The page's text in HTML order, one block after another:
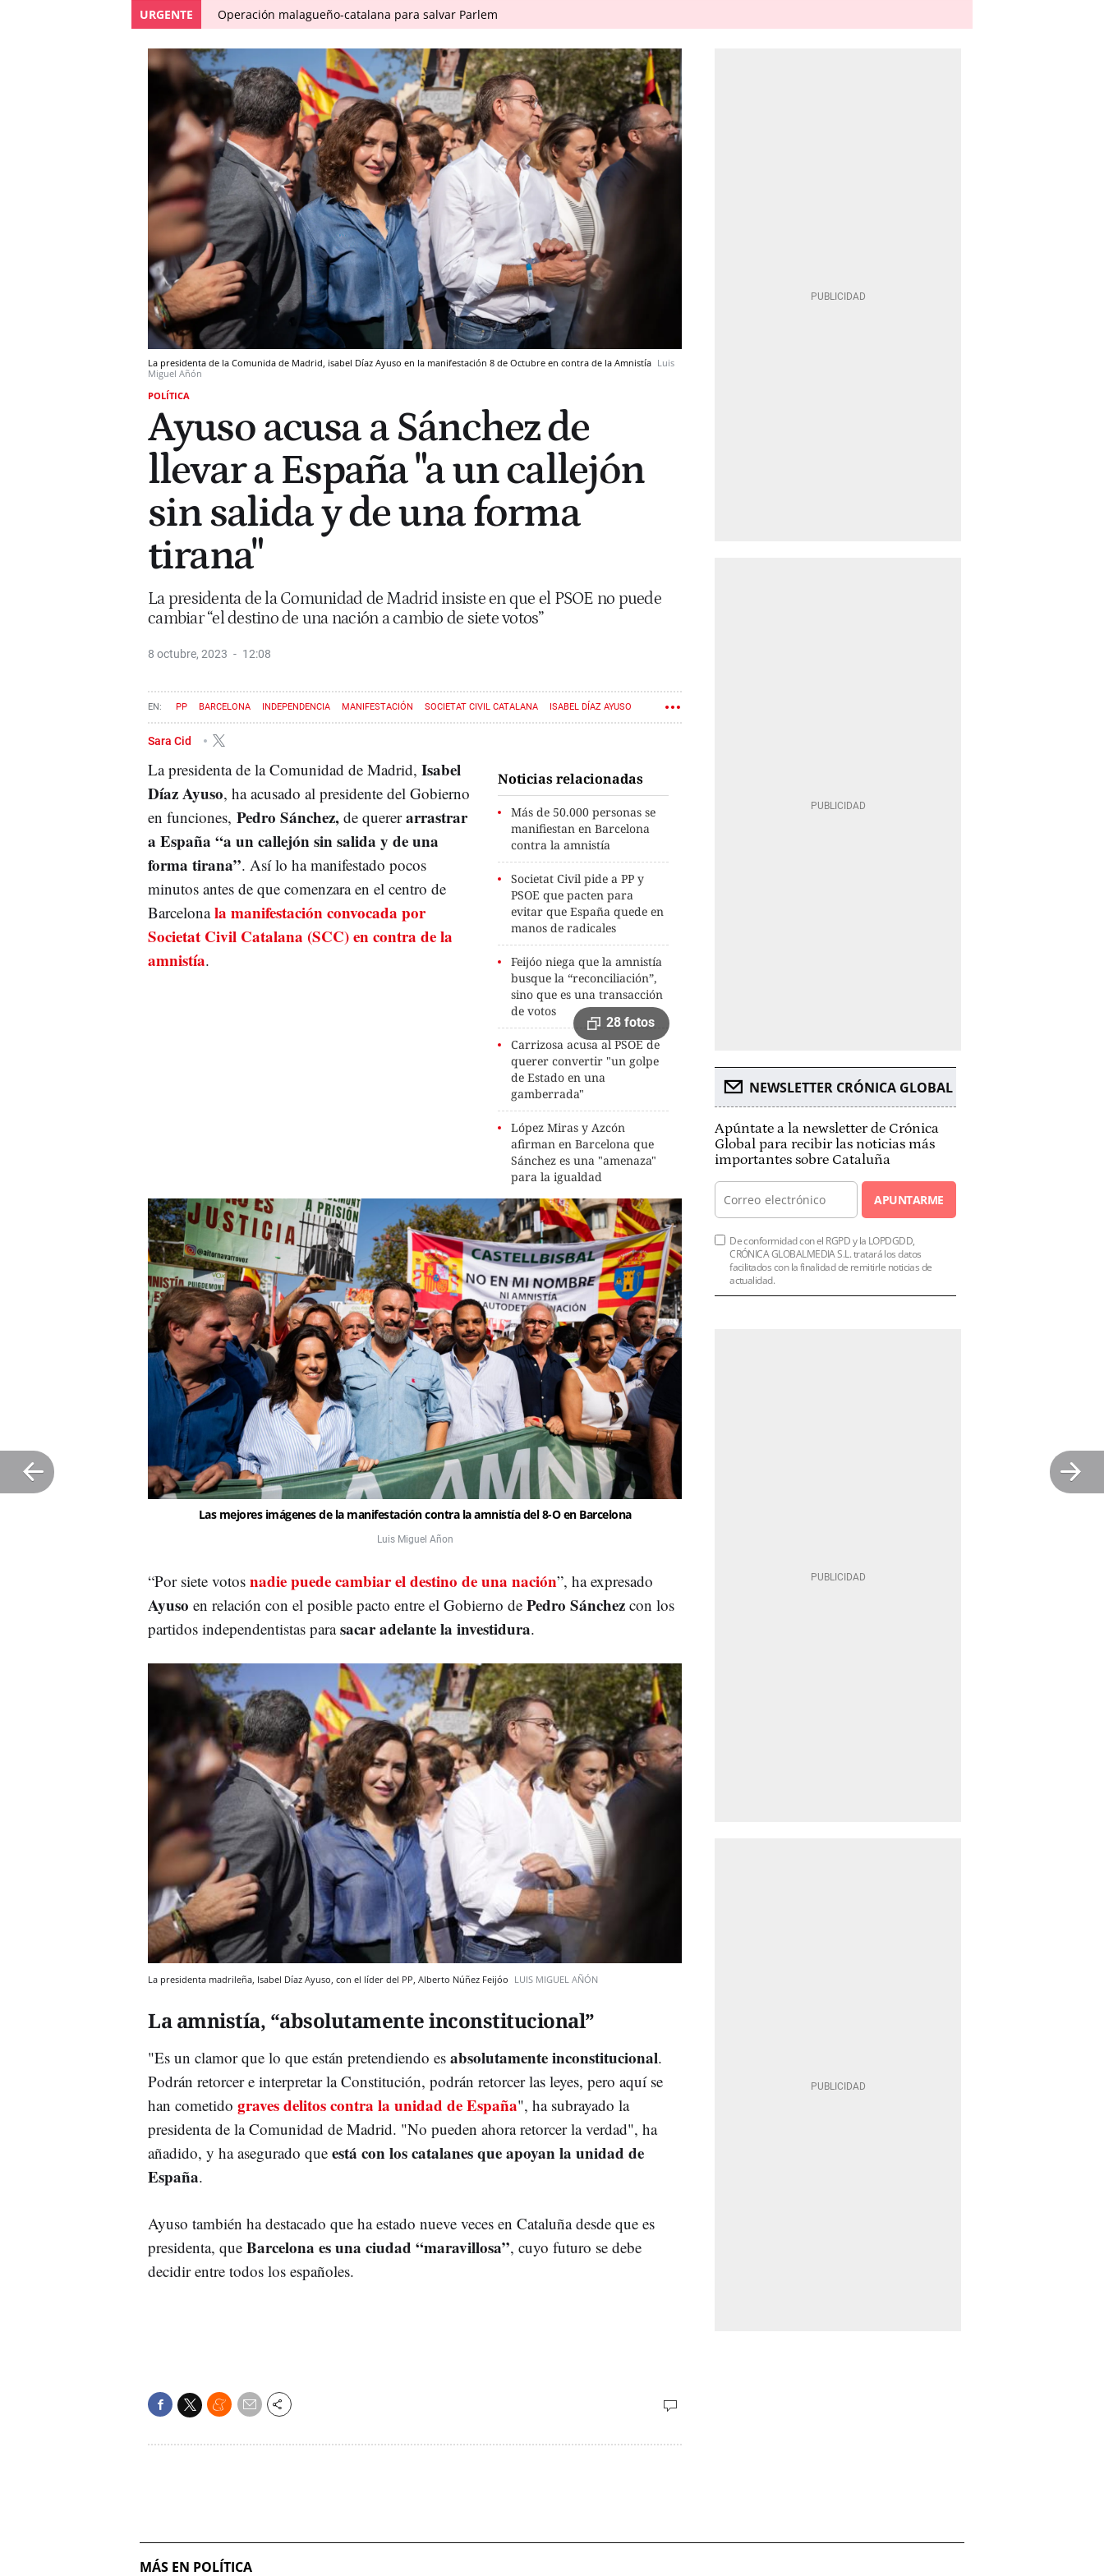
URGENTE Operación malagueño-catalana para salvar Parlem
La presidenta de la Comunida de Madrid, isabel Díaz Ayuso en la manifestación 8 de Octubre en contra de la Amnistía Luis
Miguel Añón
POLÍTICA
Ayuso acusa a Sánchez de
llevar a España "a un callejón
sin salida y de una forma
tirana"
La presidenta de la Comunidad de Madrid insiste en que el PSOE no puede
cambiar “el destino de una nación a cambio de siete votos”
8 octubre, 2023 12:08
PP BARCELONA INDEPENDENCIA MANIFESTACIÓN SOCIETAT CIVIL CATALANA ISABEL DÍAZ AYUSO
AMNISTÍA
Sara Cid
Noticias relacionadas
Más de 50.000 personas se
manifiestan en Barcelona
contra la amnistía
Societat Civil pide a PP y
PSOE que pacten para
evitar que España quede en
manos de radicales
Feijóo niega que la amnistía
busque la “reconciliación”,
sino que es una transacción
de votos
Carrizosa acusa al PSOE de
querer convertir "un golpe
de Estado en una
gamberrada"
López Miras y Azcón
afirman en Barcelona que
Sánchez es una "amenaza"
para la igualdad
La presidenta de la Comunidad de Madrid, Isabel
Díaz Ayuso, ha acusado al presidente del Gobierno
en funciones, Pedro Sánchez, de quererarrastrar
a España “a un callejón sin salida y de una
forma tirana”. Así lo ha manifestado pocos
minutos antes de que comenzara en el centro de
Barcelonala manifestación convocada por
Societat Civil Catalana (SCC) en contra de la
amnistía.
28 fotos
Las mejores imágenes de la manifestación contra la amnistía del 8-O en Barcelona
Luis Miguel Añon
“Por siete votos nadie puede cambiar el destino de una nación”, ha expresado
Ayuso en relación con el posible pacto entre el Gobierno de Pedro Sánchez con los
partidos independentistas parasacar adelante la investidura.
La presidenta madrileña, Isabel Díaz Ayuso, con el líder del PP, Alberto Núñez Feijóo LUIS MIGUEL AÑÓN
La amnistía, “absolutamente inconstitucional”
"Es un clamor que lo que están pretendiendo es absolutamente inconstitucional.
Podrán retorcer e interpretar la Constitución, podrán retorcer las leyes, pero aquí se
han cometido graves delitos contra la unidad de España", ha subrayado la
presidenta de la Comunidad de Madrid. "No pueden ahora retorcer la verdad", ha
añadido, y ha asegurado que está con los catalanes que apoyan la unidad de
España.
Ayuso también ha destacado que ha estado nueve veces en Cataluña desde que es
presidenta, que Barcelona es una ciudad “maravillosa”, cuyo futuro se debe
decidir entre todos los españoles.
NEWSLETTER CRÓNICA GLOBAL
Apúntate a la newsletter de Crónica
Global para recibir las noticias más
importantes sobre Cataluña
APUNTARME
De conformidad con el RGPD y la LOPDGDD,
CRÓNICA GLOBALMEDIA S.L. tratará los datos
facilitados con la finalidad de remitirle noticias de
actualidad.
MÁS EN POLÍTICA